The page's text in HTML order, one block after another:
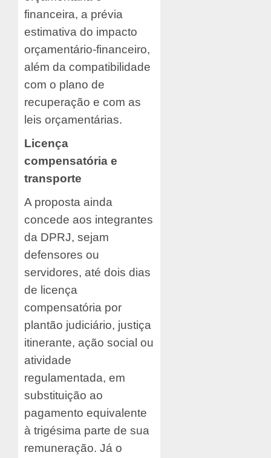
financeira, a prévia
estimativa do impacto
orçamentário-financeiro,
além da compatibilidade
com o plano de
recuperação e com as
leis orçamentárias.
Licença
compensatória e
transporte
A proposta ainda
concede aos integrantes
da DPRJ, sejam
defensores ou
servidores, até dois dias
de licença
compensatória por
plantão judiciário, justiça
itinerante, ação social ou
atividade
regulamentada, em
substituição ao
pagamento equivalente
à trigésima parte de sua
remuneração. Já o